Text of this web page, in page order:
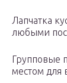
Лапчатка
любыми
Групповые
местом для